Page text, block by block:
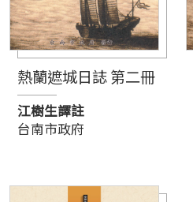
熱蘭遮城日誌 第二冊
江樹生譯註
台南市政府